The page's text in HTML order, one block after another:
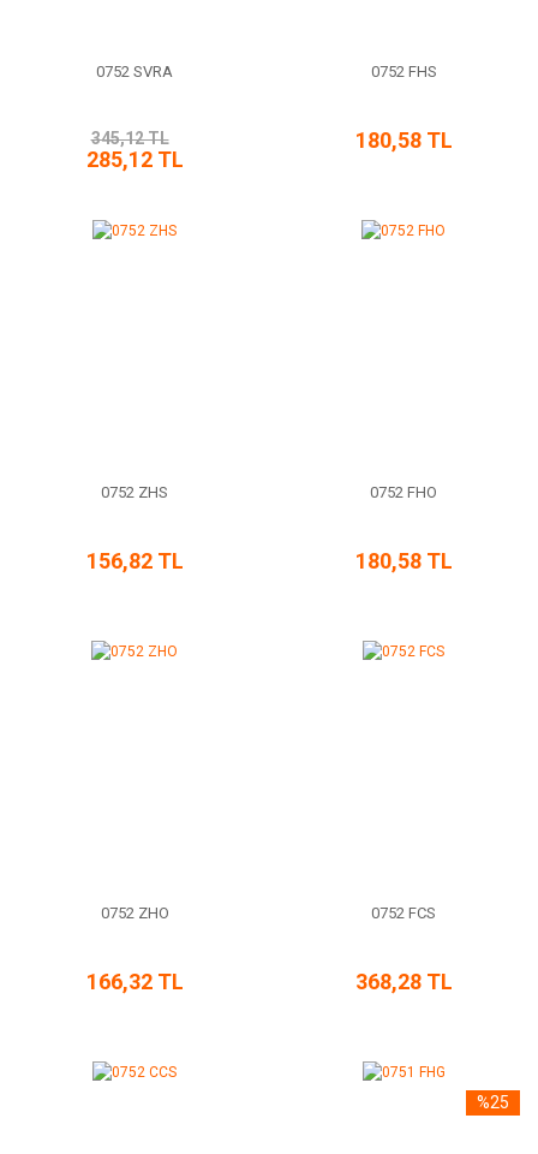
0752 SVRA
345,12 TL
285,12 TL
0752 FHS
180,58 TL
0752 ZHS
156,82 TL
0752 FHO
180,58 TL
0752 ZHO
166,32 TL
0752 FCS
368,28 TL
%25